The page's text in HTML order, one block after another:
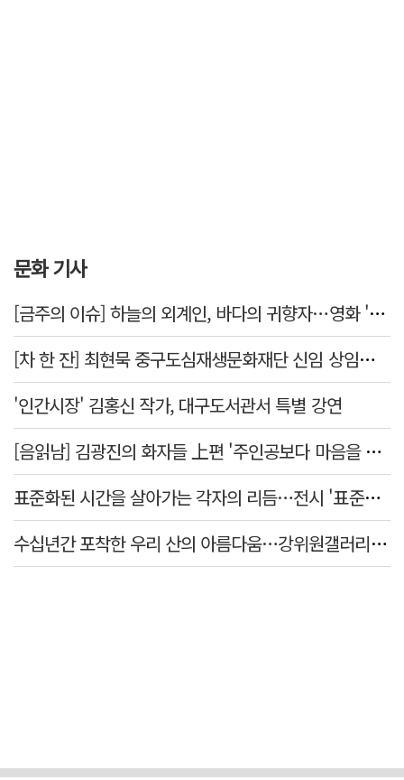
문화 기사
[금주의 이슈] 하늘의 외계인, 바다의 귀향자…영화 '호프'와 '오디세이'
[차 한 잔] 최현묵 중구도심재생문화재단 신임 상임이사 "서문시장·경상감영 등 지역 자원 활용…문화의 일상화"
'인간시장' 김홍신 작가, 대구도서관서 특별 강연
[음읽남] 김광진의 화자들 上편 '주인공보다 마음을 쓴 사람'
표준화된 시간을 살아가는 각자의 리듬…전시 '표준시차'
수십년간 포착한 우리 산의 아름다움…강위원갤러리 '팔공·지리展' 개최